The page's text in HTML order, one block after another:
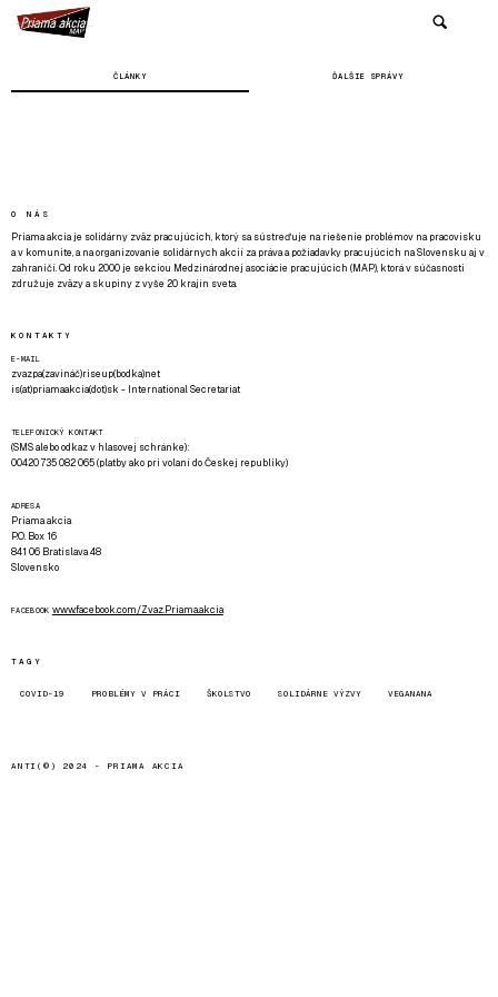
ČLÁNKY ĎALŠIE SPRÁVY
O NÁS
Priama akcia je solidárny zväz pracujúcich, ktorý sa sústreďuje na riešenie problémov na pracovisku
a v komunite, a na organizovanie solidárnych akcií za práva a požiadavky pracujúcich na Slovensku aj v
zahraničí. Od roku 2000 je sekciou Medzinárodnej asociácie pracujúcich (MAP), ktorá v súčasnosti
združuje zväzy a skupiny z vyše 20 krajín sveta.
KONTAKTY
E-MAIL
zvazpa(zavináč)riseup(bodka)net
is(at)priamaakcia(dot)sk - International Secretariat
TELEFONICKÝ KONTAKT
(SMS alebo odkaz v hlasovej schránke):
00420 735 082 065 (platby ako pri volaní do Českej republiky)
ADRESA
Priama akcia
P.O. Box 16
841 06 Bratislava 48
Slovensko
FACEBOOK www.facebook.com/Zvaz.Priama.akcia
TAGY
COVID-19 PROBLÉMY V PRÁCI ŠKOLSTVO SOLIDÁRNE VÝZVY VEGANANA
ANTI(©) 2024 - PRIAMA AKCIA